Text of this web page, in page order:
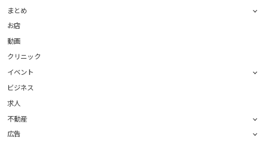
まとめ
お店
動画
クリニック
イベント
ビジネス
求人
不動産
広告